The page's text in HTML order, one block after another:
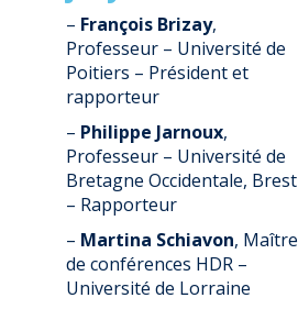
– François Brizay,
Professeur – Université de
Poitiers – Président et
rapporteur
– Philippe Jarnoux,
Professeur – Université de
Bretagne Occidentale, Brest
– Rapporteur
– Martina Schiavon, Maître
de conférences HDR –
Université de Lorraine